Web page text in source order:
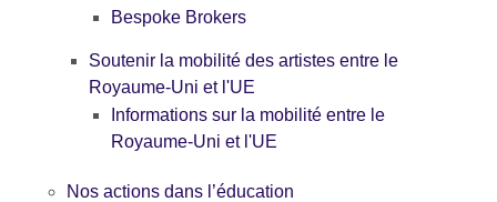
Bespoke Brokers
Soutenir la mobilité des artistes entre le
Royaume-Uni et l'UE
Informations sur la mobilité entre le
Royaume-Uni et l'UE
Nos actions dans l’éducation